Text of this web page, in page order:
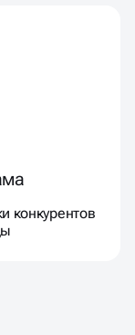
конкурентов